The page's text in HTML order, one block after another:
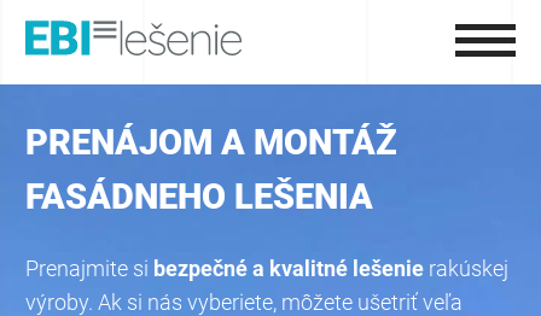
PRENÁJOM A MONTÁŽ
FASÁDNEHO LEŠENIA
Prenajmite si bezpečné a kvalitné lešenie rakúskej
výroby. Ak si nás vyberiete, môžete ušetriť veľa